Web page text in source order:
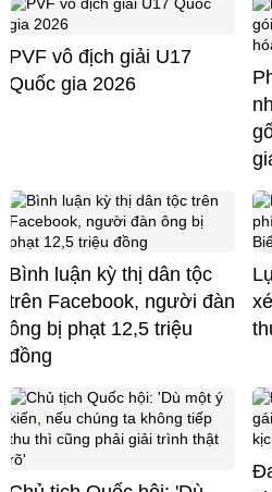
PVF vô địch giải U17
Quốc gia 2026
Bình luận kỳ thị dân tộc
trên Facebook, người đàn
ông bị phạt 12,5 triệu
đồng